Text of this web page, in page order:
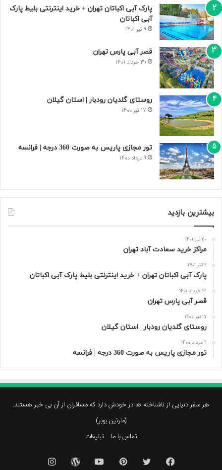
پارک آبی اکباتان تهران + خرید اینترنتی بلیط پارک
آبی اکباتان
9 تیر 1401
قصر آبی پارس تهران
31 خرداد 1401
روستای گلدیان رودبار | استان گیلان
17 تیر 1400
تور مجازی پاریس به صورت 360 درجه | فرانسه
9 مرداد 1400
بیشترین بازدید
20 تیر 1401
مراکز خرید سعادت‌ آباد تهران
9 تیر 1401
پارک آبی اکباتان تهران + خرید اینترنتی بلیط پارک آبی اکباتان
31 خرداد 1401
قصر آبی پارس تهران
17 تیر 1400
روستای گلدیان رودبار | استان گیلان
9 مرداد 1400
تور مجازی پاریس به صورت 360 درجه | فرانسه
هر سفر دنیایی از ناشناخته ها در خودش دارد که مسافران از آن بی خبر هستند.
(مارتین بوبر)
تماس با ما
تبلیغات
فیسبوک توییترپینتریستیوتیوبوردپرساینستاگرام